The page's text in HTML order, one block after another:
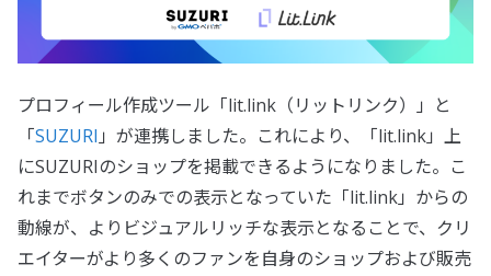
プロフィール作成ツール「lit.link（リットリンク）」と
「SUZURI 」が連携しました。これにより、「lit.link」上
にSUZURIのショップを掲載できるようになりました。こ
れまでボタンのみでの表示となっていた「lit.link」からの
動線が、よりビジュアルリッチな表示となることで、クリ
エイターがより多くのファンを自身のショップおよび販売